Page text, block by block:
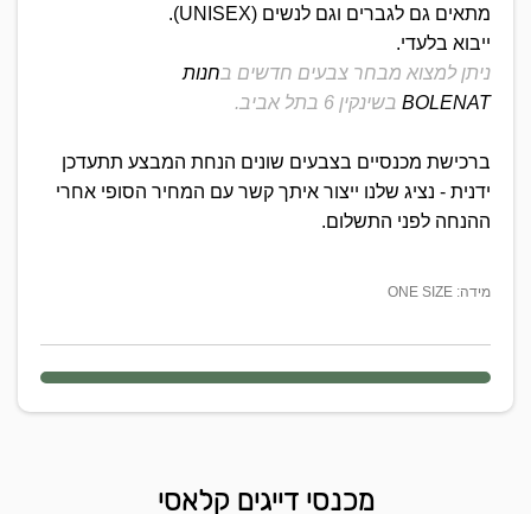
מתאים גם לגברים וגם לנשים (UNISEX).
ייבוא בלעדי.
ניתן למצוא מבחר צבעים חדשים בחנות
BOLENAT בשינקין 6 בתל אביב.
ברכישת מכנסיים בצבעים שונים הנחת המבצע תתעדכן
ידנית - נציג שלנו ייצור איתך קשר עם המחיר הסופי אחרי
ההנחה לפני התשלום.
מידה: ONE SIZE
מכנסי דייגים קלאסי